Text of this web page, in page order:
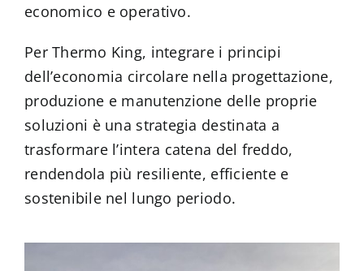
economico e operativo.
Per Thermo King, integrare i principi
dell’economia circolare nella progettazione,
produzione e manutenzione delle proprie
soluzioni è una strategia destinata a
trasformare l’intera catena del freddo,
rendendola più resiliente, efficiente e
sostenibile nel lungo periodo.